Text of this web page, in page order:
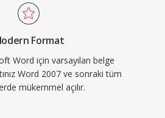
Format
Word için varsayılan belge
Word 2007 ve sonraki tüm
mükemmel açılır.